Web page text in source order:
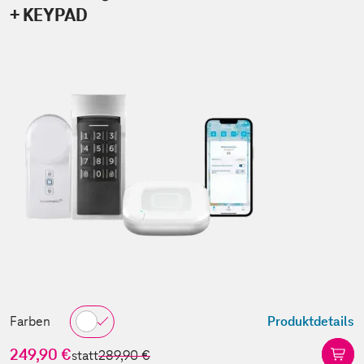
+ KEYPAD
Farben Produktdetails
249,90 €statt289,90 €